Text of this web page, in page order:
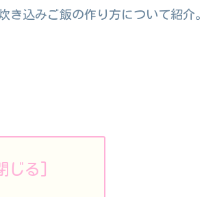
き込みご飯の作り方について紹介。